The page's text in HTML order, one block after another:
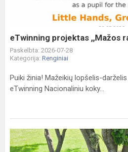
eTwinning projektas ,,Mažos
Paskelbta: 2026-07-28
Kategorija: Renginiai
Puiki žinia! Mažeikių lopšelis-
eTwinning Nacionaliniu koky...
Joninės
(Rasos)